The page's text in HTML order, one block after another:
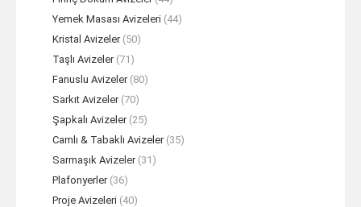
Yemek Masası Avizeleri (44)
Kristal Avizeler (50)
Taşlı Avizeler (71)
Fanuslu Avizeler (80)
Sarkıt Avizeler (70)
Şapkalı Avizeler (25)
Camlı & Tabaklı Avizeler (35)
Sarmaşık Avizeler (31)
Plafonyerler (36)
Proje Avizeleri (40)